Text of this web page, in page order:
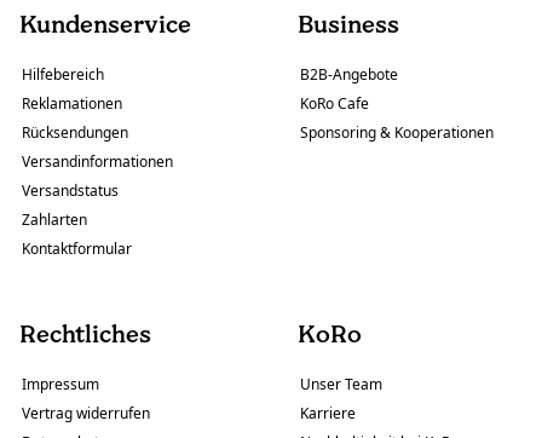
Kundenservice
Hilfebereich
Reklamationen
Rücksendungen
Versandinformationen
Versandstatus
Zahlarten
Kontaktformular
Business
B2B-Angebote
KoRo Cafe
Sponsoring & Kooperationen
Rechtliches
Impressum
Vertrag widerrufen
KoRo
Unser Team
Karriere